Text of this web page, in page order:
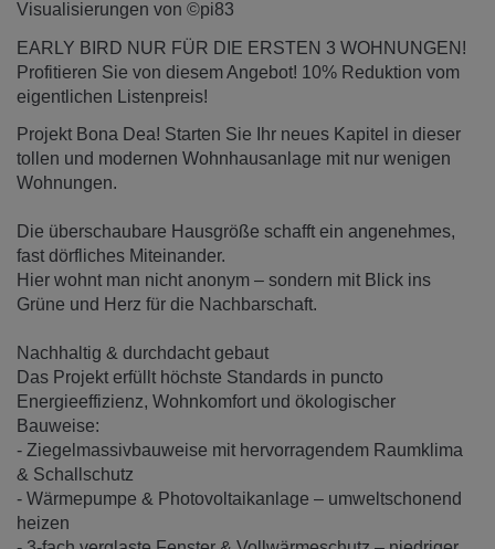
Visualisierungen von ©pi83
EARLY BIRD NUR FÜR DIE ERSTEN 3 WOHNUNGEN!
Profitieren Sie von diesem Angebot! 10% Reduktion vom
eigentlichen Listenpreis!
Projekt Bona Dea! Starten Sie Ihr neues Kapitel in dieser
tollen und modernen Wohnhausanlage mit nur wenigen
Wohnungen.
Die überschaubare Hausgröße schafft ein angenehmes,
fast dörfliches Miteinander.
Hier wohnt man nicht anonym – sondern mit Blick ins
Grüne und Herz für die Nachbarschaft.
Nachhaltig & durchdacht gebaut
Das Projekt erfüllt höchste Standards in puncto
Energieeffizienz, Wohnkomfort und ökologischer
Bauweise:
- Ziegelmassivbauweise mit hervorragendem Raumklima
& Schallschutz
- Wärmepumpe & Photovoltaikanlage – umweltschonend
heizen